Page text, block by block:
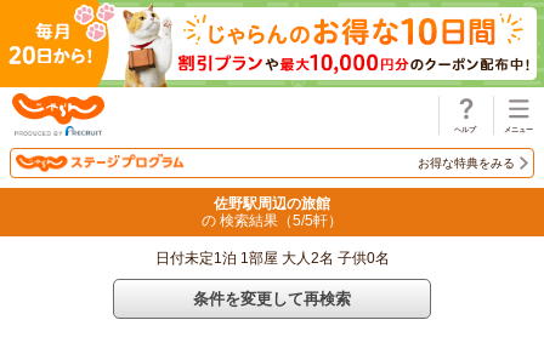
お得な特典をみる
佐野駅周辺の旅館
の 検索結果（5/5軒）
日付未定1泊 1部屋 大人2名 子供0名
条件を変更して再検索